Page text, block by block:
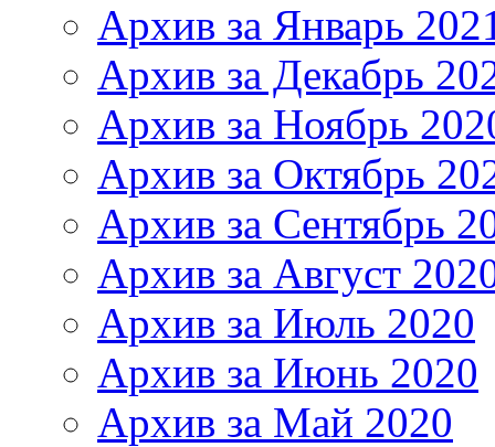
Архив за Январь
Архив за Декабрь
Архив за Ноябрь
Архив за Октябрь
Архив за Сентябрь
Архив за Август
Архив за Июль 2020
Архив за Июнь 2020
Архив за Май 2020